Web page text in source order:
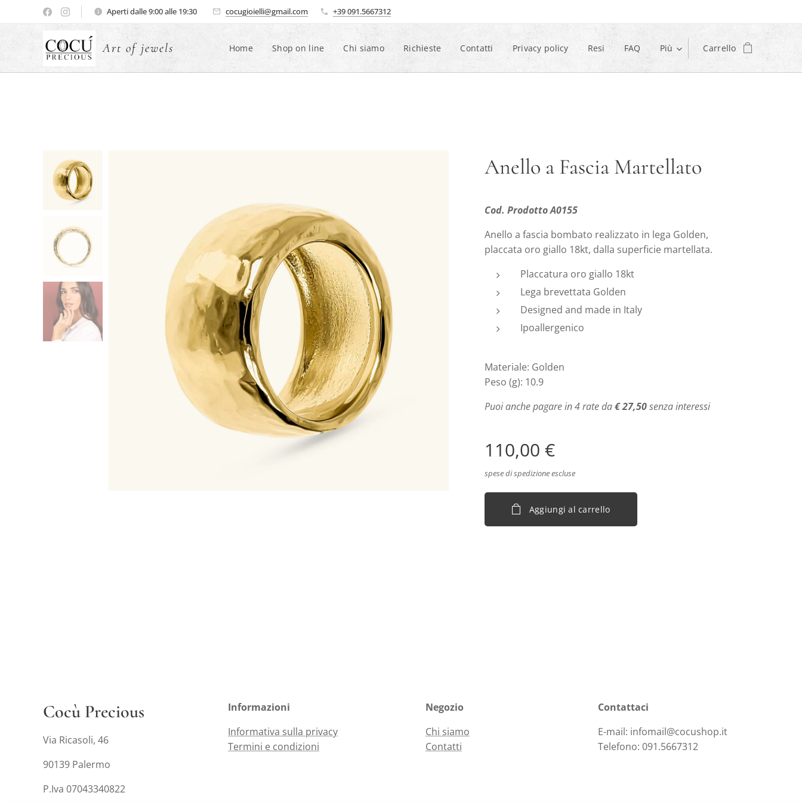
Aperti dalle 9:00 alle 19:30 cocugioielli@gmail.com +39 091.5667312
Art of jewels Home Shop on line Chi siamo Richieste Contatti Privacy policy Resi FAQ Più Carrello
Anello a Fascia Martellato
Cod. Prodotto A0155
Anello a fascia bombato realizzato in lega Golden,
placcata oro giallo 18kt, dalla superficie martellata.
Placcatura oro giallo 18kt
Lega brevettata Golden
Designed and made in Italy
Ipoallergenico
Materiale: Golden
Peso (g): 10.9
Puoi anche pagare in 4 rate da€ 27,50senza interessi
110,00 €
spese di spedizione escluse
Aggiungi al carrello
Cocù Precious
Via Ricasoli, 46
90139 Palermo
P.Iva 07043340822
Informazioni
Informativa sulla privacy
Termini e condizioni
Negozio
Chi siamo
Contatti
Contattaci
E-mail: infomail@cocushop.it
Telefono: 091.5667312